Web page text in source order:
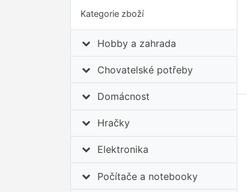
Kategorie zboží
Hobby a zahrada
Chovatelské potřeby
Domácnost
Hračky
Elektronika
Počítače a notebooky